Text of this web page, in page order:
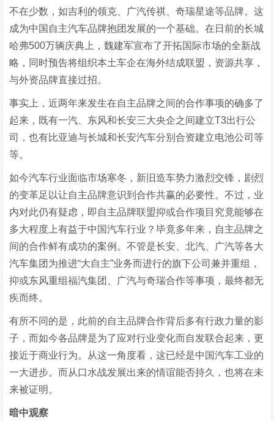
不在少数，如吉利的领克、广汽传祺、奇瑞星途等品牌。这
成为中国自主汽车品牌抱团发展的一个基础。在日前的长城
哈弗500万辆庆典上，魏建军宣布了开拓国际市场的全新战
略，同时预告将组织本土车企在海外结成联盟，资源共享，
与外资品牌直接过招。
事实上，近两年来发生在自主品牌之间的合作事项的确多了
起来，既有一汽、东风和长安三大央企之间建立T3出行公
司，也有比亚迪与长城和长安汽车分别合资建立电池公司等
等。
如今汽车行业面临市场寒冬，新旧造车势力激烈交锋，剧烈
的变革足以让自主品牌意识到合作共赢的必要性。不过，业
内对此仍有疑虑，即自主品牌联盟抑或合作项目究竟能够在
多大程度上有益于中国汽车行业？毕竟多年来，自主品牌之
间的合作鲜有成功的案例。不管是长安、北汽、广汽等各大
汽车集团为推进“大自主”业务而进行的旗下公司兼并重组，
抑或东风重组福汽集团、广汽与奇瑞合作等事项，最终都无
疾而终。
有所不同的是，此前的自主品牌合作背后多有行政力量的影
子，而如今各品牌是为了应对行业变化而自发联合起来，更
接近于商业行为。从这一角度看，这已经是中国汽车工业的
一大进步。而从口水战发展出来的情谊能否持久，也将在未
来被证明。
暗中观察